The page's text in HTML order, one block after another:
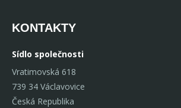
KONTAKTY
Sídlo společnosti
Vratimovská 618
739 34 Václavovice
Česká Republika